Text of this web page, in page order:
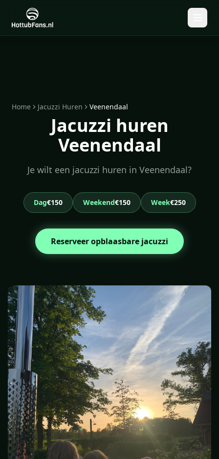
Home Jacuzzi Huren Veenendaal
Jacuzzi huren
Veenendaal
Je wilt een jacuzzi huren in Veenendaal?
Dag€150 Weekend€150 Week€250
Reserveer opblaasbare jacuzzi